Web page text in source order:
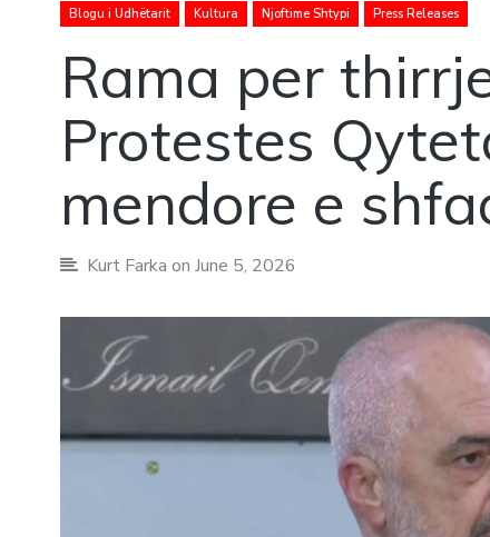
Blogu i Udhëtarit Kultura Njoftime Shtypi Press Releases
Rama per
Protestes
mendore e
Kurt Farka on June 5, 2026